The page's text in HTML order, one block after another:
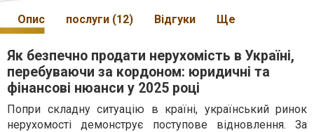
Опис послуги (12) Відгуки Ще
Як безпечно продати нерухомість в Україні,
перебуваючи за кордоном: юридичні та
фінансові нюанси у 2025 році
Попри складну ситуацію в країні, український ринок
нерухомості демонструє поступове відновлення. За